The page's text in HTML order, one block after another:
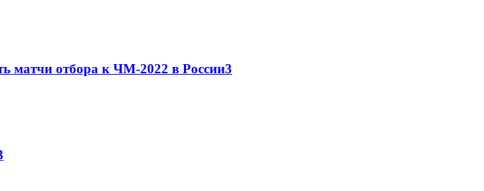
матчи отбора к ЧМ-2022 в России3